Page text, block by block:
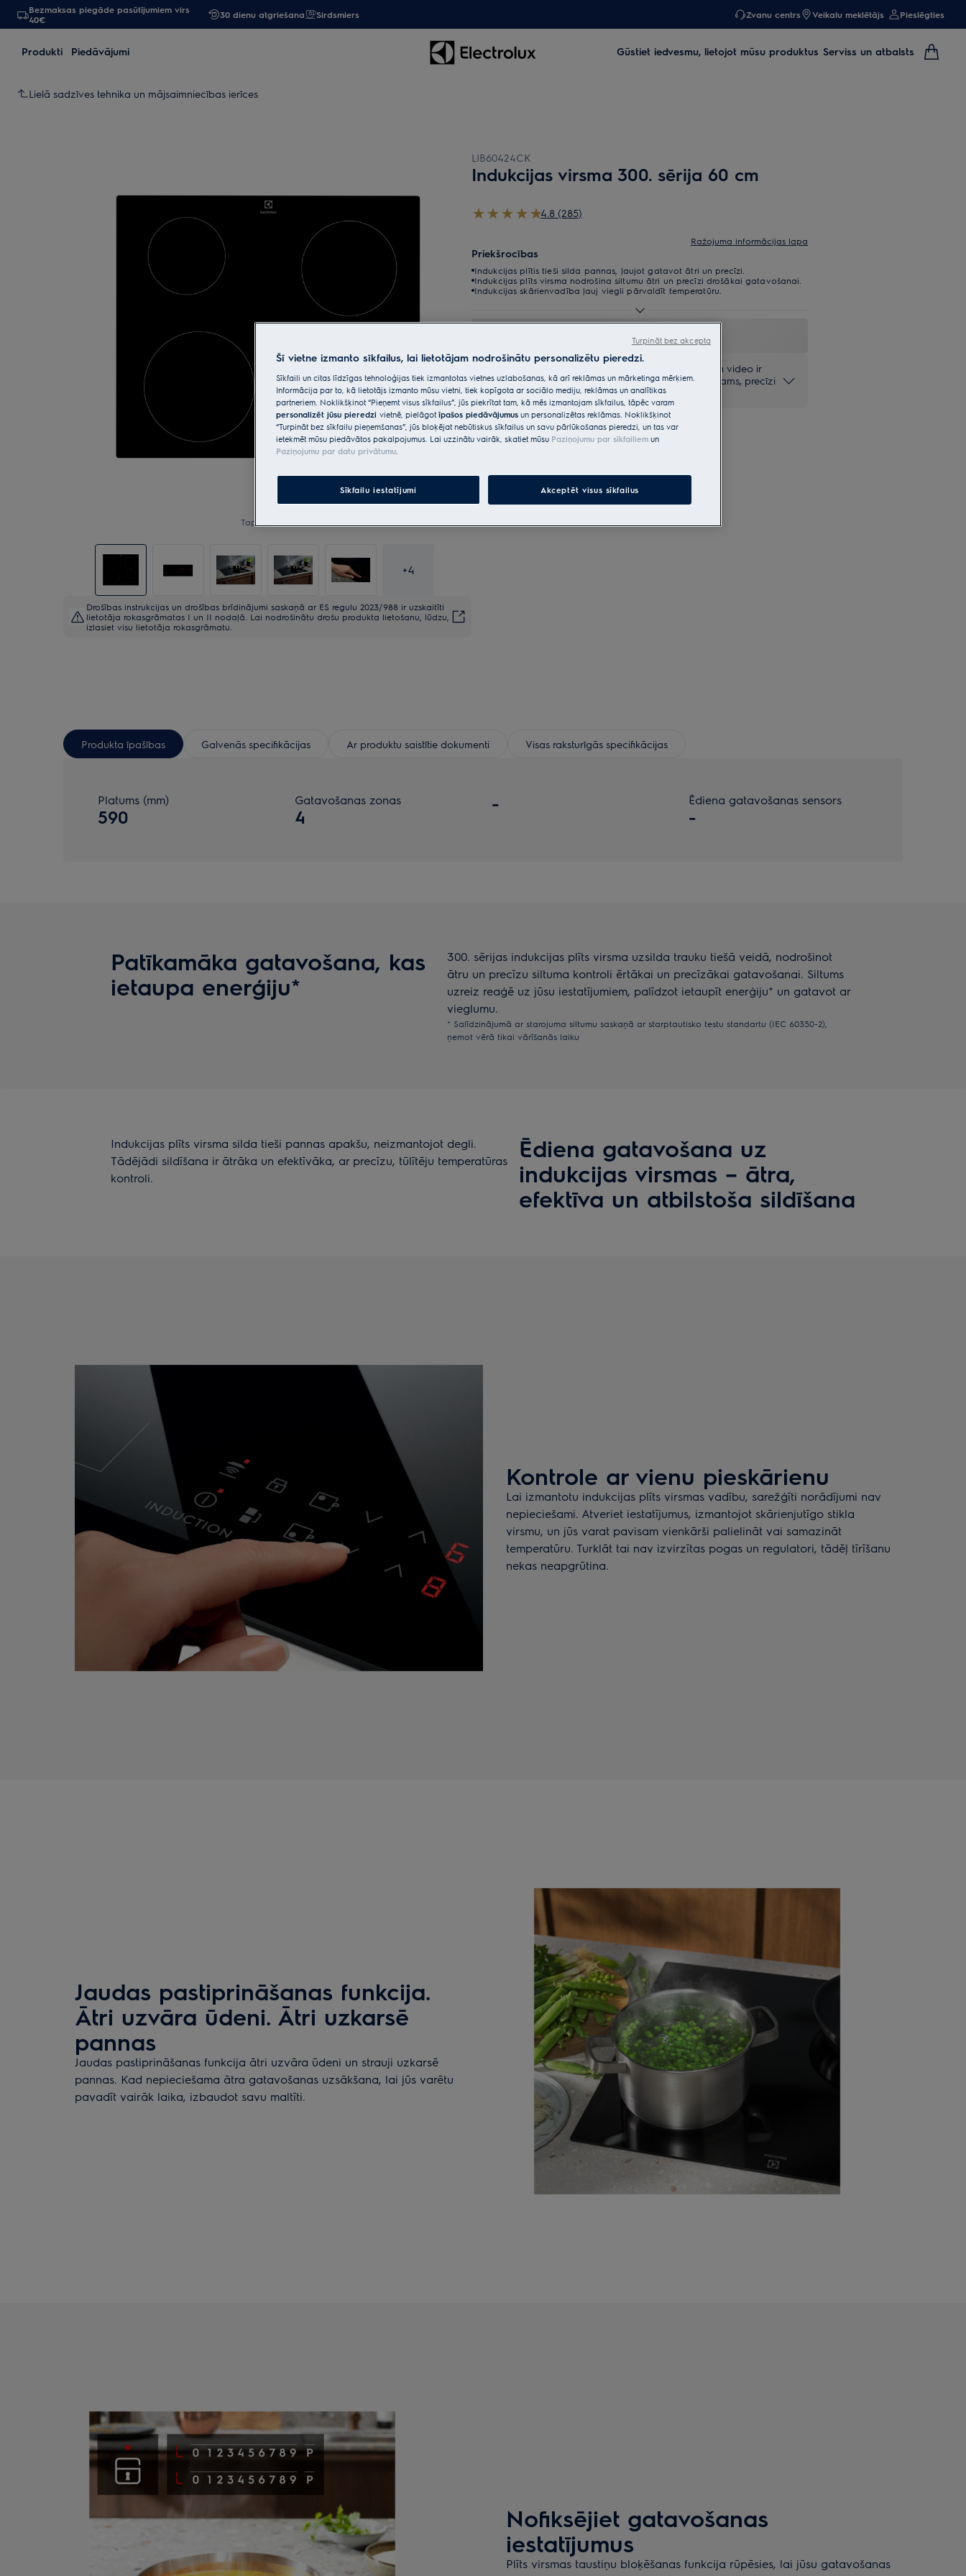
Bezmaksas piegāde pasūtījumiem virs
40€
30 dienu atgriešana Sirdsmiers Zvanu centrs Veikalu meklētājs Pieslēgties
Produkti Piedāvājumi Gūstiet iedvesmu, lietojot mūsu produktus Serviss un atbalsts
Lielā sadzīves tehnika un mājsaimniecības ierīces
Tap to zoom
+4
Drošības instrukcijas un drošības brīdinājumi saskaņā ar ES regulu 2023/988 ir uzskaitīti
lietotāja rokasgrāmatas I un II nodaļā. Lai nodrošinātu drošu produkta lietošanu, lūdzu,
izlasiet visu lietotāja rokasgrāmatu.
LIB60424CK
Indukcijas virsma 300. sērija 60 cm
4.8 (285)
Ražojuma informācijas lapa
Priekšrocības
Indukcijas plītis tieši silda pannas, ļaujot gatavot ātri un precīzi.
Indukcijas plīts virsma nodrošina siltumu ātri un precīzi drošākai gatavošanai.
Indukcijas skārienvadība ļauj viegli pārvaldīt temperatūru.
*Produkta lapas galerijā redzamie fotoattēli un video ir
paredzēti tikai ilustratīviem nolūkiem un, iespējams, precīzi
neatspoguļo šo modeli.
Produkta īpašības Galvenās specifikācijas Ar produktu saistītie dokumenti Visas raksturīgās specifikācijas
Platums (mm)
590
Gatavošanas zonas
4
- Ēdiena gatavošanas sensors
-
Patīkamāka gatavošana, kas
ietaupa enerģiju*
300. sērijas indukcijas plīts virsma uzsilda trauku tiešā veidā, nodrošinot
ātru un precīzu siltuma kontroli ērtākai un precīzākai gatavošanai. Siltums
uzreiz reaģē uz jūsu iestatījumiem, palīdzot ietaupīt enerģiju* un gatavot ar
vieglumu.
* Salīdzinājumā ar starojuma siltumu saskaņā ar starptautisko testu standartu (IEC 60350-2),
ņemot vērā tikai vārīšanās laiku
Ēdiena gatavošana uz
indukcijas virsmas – ātra,
efektīva un atbilstoša sildīšana
Indukcijas plīts virsma silda tieši pannas apakšu, neizmantojot degli.
Tādējādi sildīšana ir ātrāka un efektīvāka, ar precīzu, tūlītēju temperatūras
kontroli.
Kontrole ar vienu pieskārienu
Lai izmantotu indukcijas plīts virsmas vadību, sarežģīti norādījumi nav
nepieciešami. Atveriet iestatījumus, izmantojot skārienjutīgo stikla
virsmu, un jūs varat pavisam vienkārši palielināt vai samazināt
temperatūru. Turklāt tai nav izvirzītas pogas un regulatori, tādēļ tīrīšanu
nekas neapgrūtina.
Jaudas pastiprināšanas funkcija.
Ātri uzvāra ūdeni. Ātri uzkarsē
pannas
Jaudas pastiprināšanas funkcija ātri uzvāra ūdeni un strauji uzkarsē
pannas. Kad nepieciešama ātra gatavošanas uzsākšana, lai jūs varētu
pavadīt vairāk laika, izbaudot savu maltīti.
Nofiksējiet gatavošanas
iestatījumus
Plīts virsmas taustiņu bloķēšanas funkcija rūpēsies, lai jūsu gatavošanas
Šī vietne izmanto sīkfailus, lai lietotājam nodrošinātu personalizētu pieredzi.
Sīkfaili un citas līdzīgas tehnoloģijas tiek izmantotas vietnes uzlabošanas, kā arī reklāmas un mārketinga mērķiem.
Informācija par to, kā lietotājs izmanto mūsu vietni, tiek kopīgota ar sociālo mediju, reklāmas un analītikas
partneriem. Noklikšķinot “Pieņemt visus sīkfailus”, jūs piekrītat tam, kā mēs izmantojam sīkfailus, tāpēc varam
personalizēt jūsu pieredzi vietnē, pielāgot īpašos piedāvājumus un personalizētas reklāmas. Noklikšķinot
“Turpināt bez sīkfailu pieņemšanas”, jūs bloķējat nebūtiskus sīkfailus un savu pārlūkošanas pieredzi, un tas var
ietekmēt mūsu piedāvātos pakalpojumus. Lai uzzinātu vairāk, skatiet mūsu Paziņojumu par sīkfailiem un
Paziņojumu par datu privātumu.
Sīkfailu iestatījumi Akceptēt visus sīkfailus
Turpināt bez akcepta